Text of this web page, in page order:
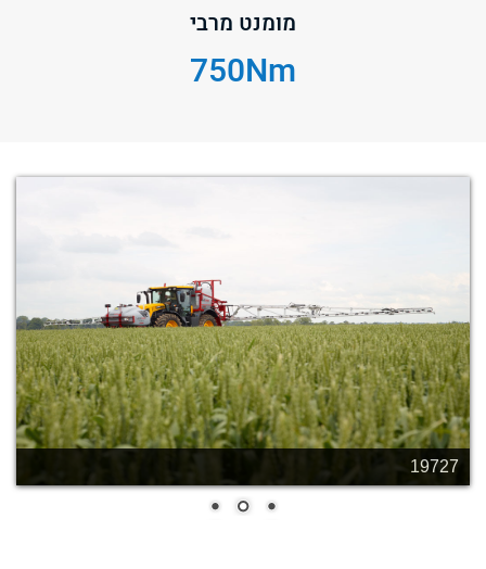
מומנט מרבי
750Nm
19727